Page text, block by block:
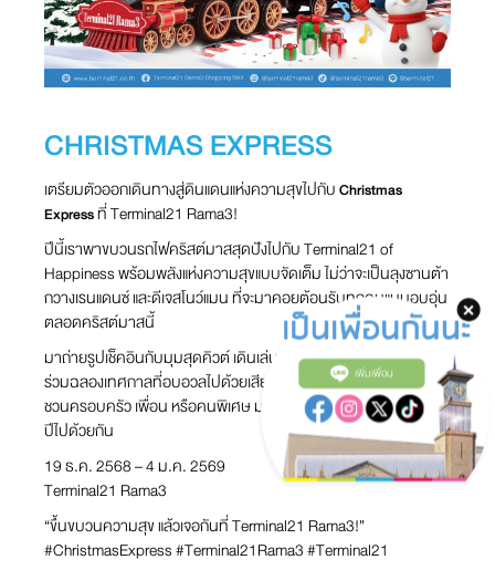
เพิ่มเพื่อน
CHRISTMAS EXPRESS
เตรียมตัวออกเดินทางสู่ดินแดนแห่งความสุขไปกับChristmas
Expressที่ Terminal21 Rama3!
ปีนี้เราพาขบวนรถไฟคริสต์มาสสุดปังไปกับ Terminal21 of
Happiness พร้อมพลังแห่งความสุขแบบจัดเต็ม ไม่ว่าจะเป็นลุงซานต้า
กวางเรนแดนซ์ และดีเจสโนว์แมน ที่จะมาคอยต้อนรับทุกคนแบบอบอุ่น
ตลอดคริสต์มาสนี้
มาถ่ายรูปเช็คอินกับมุมสุดคิวต์ เดินเล่นรับบรรยากาศฤดูหนาว และ
ร่วมฉลองเทศกาลที่อบอวลไปด้วยเสียงหัวเราะและของขวัญมากมาย
ชวนครอบครัว เพื่อน หรือคนพิเศษ มาสร้างความทรงจำดีๆ ส่งท้าย
ปีไปด้วยกัน
19 ธ.ค. 2568 – 4 ม.ค. 2569
Terminal21 Rama3
“ขึ้นขบวนความสุข แล้วเจอกันที่ Terminal21 Rama3!”
#ChristmasExpress #Terminal21Rama3 #Terminal21